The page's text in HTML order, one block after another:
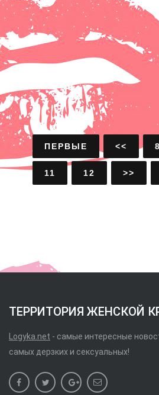
ПЕРВЫЕ << 8
11 12 >>
ТЕРРИТОРИЯ ЖЕНСКОЙ
Logyka.net - самые интересные
самых дерзких и сексуальных!